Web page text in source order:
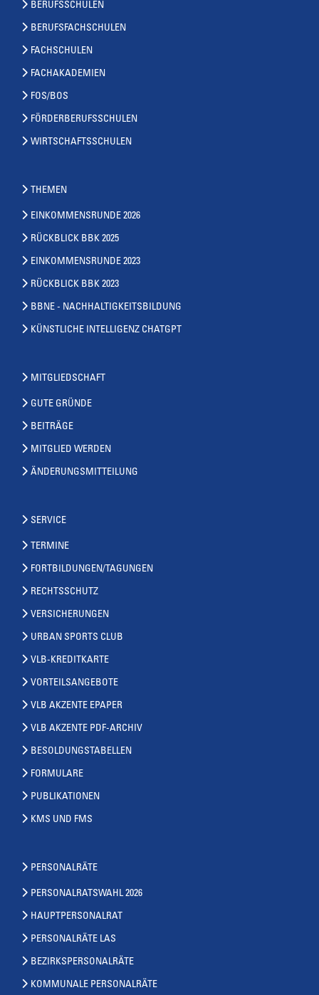
BERUFSSCHULEN
BERUFSFACHSCHULEN
FACHSCHULEN
FACHAKADEMIEN
FOS/BOS
FÖRDERBERUFSSCHULEN
WIRTSCHAFTSSCHULEN
THEMEN
EINKOMMENSRUNDE 2026
RÜCKBLICK BBK 2025
EINKOMMENSRUNDE 2023
RÜCKBLICK BBK 2023
BBNE - NACHHALTIGKEITSBILDUNG
KÜNSTLICHE INTELLIGENZ CHATGPT
MITGLIEDSCHAFT
GUTE GRÜNDE
BEITRÄGE
MITGLIED WERDEN
ÄNDERUNGSMITTEILUNG
SERVICE
TERMINE
FORTBILDUNGEN/TAGUNGEN
RECHTSSCHUTZ
VERSICHERUNGEN
URBAN SPORTS CLUB
VLB-KREDITKARTE
VORTEILSANGEBOTE
VLB AKZENTE EPAPER
VLB AKZENTE PDF-ARCHIV
BESOLDUNGSTABELLEN
FORMULARE
PUBLIKATIONEN
KMS UND FMS
PERSONALRÄTE
PERSONALRATSWAHL 2026
HAUPTPERSONALRAT
PERSONALRÄTE LAS
BEZIRKSPERSONALRÄTE
KOMMUNALE PERSONALRÄTE